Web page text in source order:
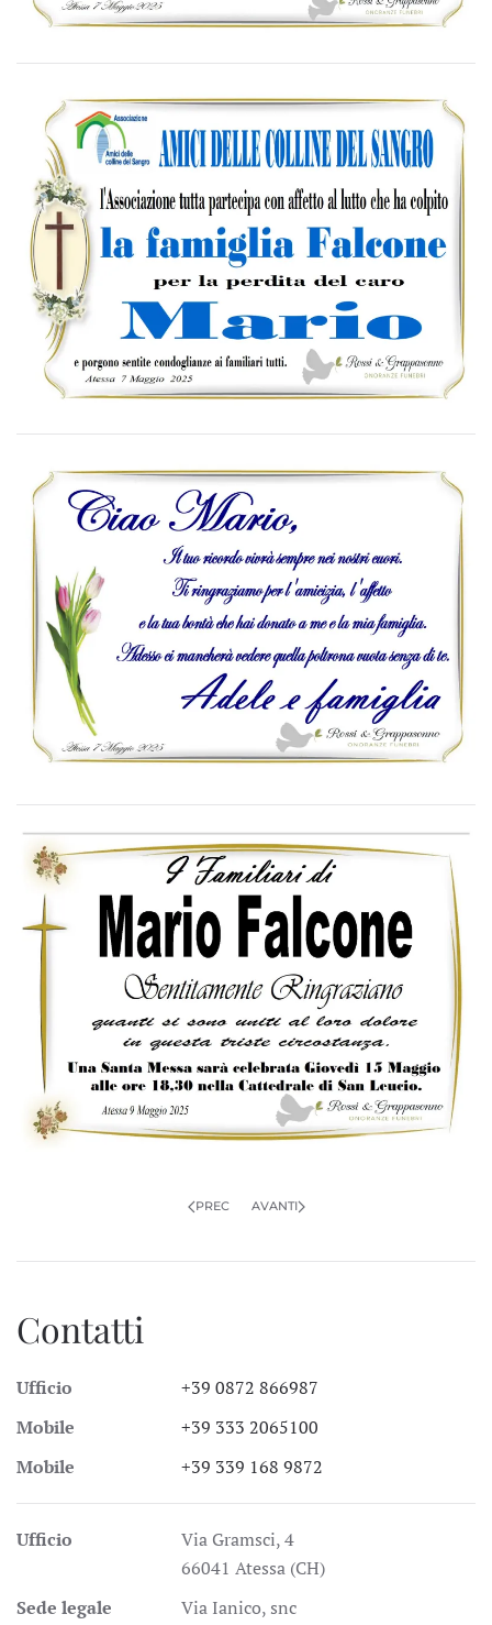
PREC AVANTI
Contatti
Ufficio
+39 0872 866987
Mobile
+39 333 2065100
Mobile
+39 339 168 9872
Ufficio
Via Gramsci, 4
66041 Atessa (CH)
Sede legale
Via Ianico, snc